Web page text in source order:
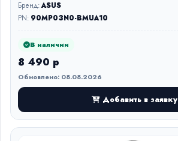
Бренд:ASUS
PN: 90MP03N0-BMUA10
В наличии
8 490 р
Обновлено: 08.08.2026
Добавить в заявку